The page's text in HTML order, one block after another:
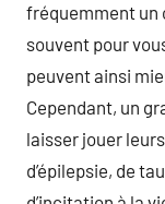
fréquemment un
souvent pour
peuvent ainsi
Cependant, un
laisser jouer
d’épilepsie, de